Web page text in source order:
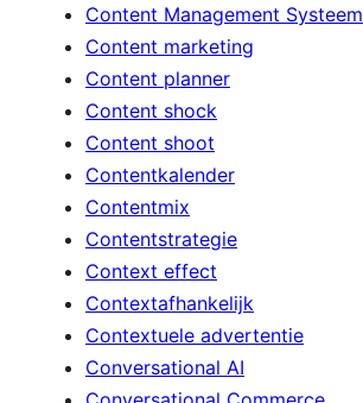
Content Management Systeem
Content marketing
Content planner
Content shock
Content shoot
Contentkalender
Contentmix
Contentstrategie
Context effect
Contextafhankelijk
Contextuele advertentie
Conversational AI